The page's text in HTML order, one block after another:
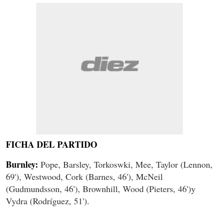
FICHA DEL PARTIDO
Burnley: Pope, Barsley, Torkoswki, Mee, Taylor (Lennon,
69'), Westwood, Cork (Barnes, 46'), McNeil
(Gudmundsson, 46'), Brownhill, Wood (Pieters, 46')y
Vydra (Rodríguez, 51').